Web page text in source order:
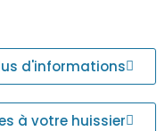
d'informations
à votre huissier